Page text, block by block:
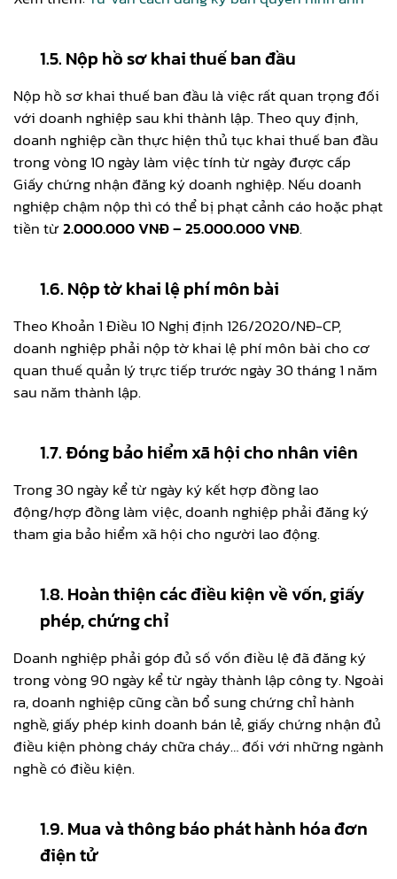
1.5. Nộp hồ sơ khai thuế ban đầu
Nộp hồ sơ khai thuế ban đầu là việc rất quan trọng đối
với doanh nghiệp sau khi thành lập. Theo quy định,
doanh nghiệp cần thực hiện thủ tục khai thuế ban đầu
trong vòng 10 ngày làm việc tính từ ngày được cấp
Giấy chứng nhận đăng ký doanh nghiệp. Nếu doanh
nghiệp chậm nộp thì có thể bị phạt cảnh cáo hoặc phạt
tiền từ2.000.000 VNĐ – 25.000.000 VNĐ.
1.6. Nộp tờ khai lệ phí môn bài
Theo Khoản 1 Điều 10 Nghị định 126/2020/NĐ-CP,
doanh nghiệp phải nộp tờ khai lệ phí môn bài cho cơ
quan thuế quản lý trực tiếp trước ngày 30 tháng 1 năm
sau năm thành lập.
1.7. Đóng bảo hiểm xã hội cho nhân viên
Trong 30 ngày kể từ ngày ký kết hợp đồng lao
động/hợp đồng làm việc, doanh nghiệp phải đăng ký
tham gia bảo hiểm xã hội cho người lao động.
1.8. Hoàn thiện các điều kiện về vốn, giấy
phép, chứng chỉ
Doanh nghiệp phải góp đủ số vốn điều lệ đã đăng ký
trong vòng 90 ngày kể từ ngày thành lập công ty. Ngoài
ra, doanh nghiệp cũng cần bổ sung chứng chỉ hành
nghề, giấy phép kinh doanh bán lẻ, giấy chứng nhận đủ
điều kiện phòng cháy chữa cháy… đối với những ngành
nghề có điều kiện.
1.9. Mua và thông báo phát hành hóa đơn
điện tử